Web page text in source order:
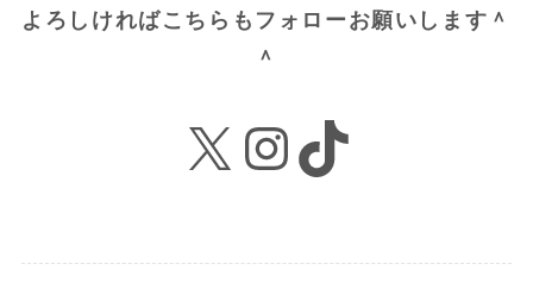
よろしければこちらもフォローお願いします＾
＾
X Instagram
TikTok